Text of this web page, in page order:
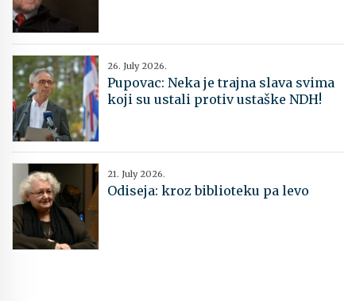
26. July 2026.
Pupovac: Neka je trajna slava svima
koji su ustali protiv ustaške NDH!
21. July 2026.
Odiseja: kroz biblioteku pa levo